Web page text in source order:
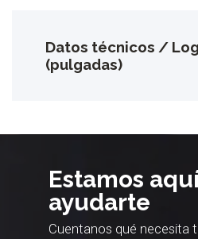
Datos técnicos /
(pulgadas)
Estamos
ayudarte
Cuentanos qué necesita